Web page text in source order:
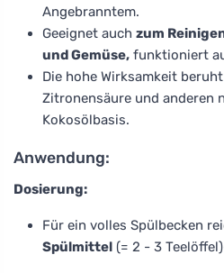
Angebranntem.
Geeignet auch zum
und Gemüse, funktioniert
Die hohe Wirksamkeit
Zitronensäure und anderen
Kokosölbasis.
Anwendung:
Dosierung:
Für ein volles Spülbecken
Spülmittel (= 2 - 3